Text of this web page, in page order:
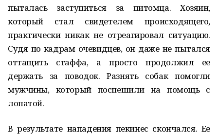
пыталась заступиться за питомца. Хозяин,
который стал свидетелем происходящего,
практически никак не отреагировал ситуацию.
Судя по кадрам очевидцев, он даже не пытался
оттащить стаффа, а просто продолжил ее
держать за поводок. Разнять собак помогли
мужчины, который поспешили на помощь с
лопатой.
В результате нападения пекинес скончался. Ее